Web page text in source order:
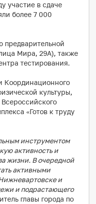
участие в сдаче
более 7 000
Мира, 29А), также
тестирования.
Координационного
культуры,
«Готов к труду
инструментом
активность и
жизни. В очередной
активными
и
и подрастающего
главы города по